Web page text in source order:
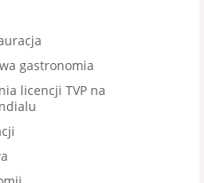
gastronomia
licencji TVP na